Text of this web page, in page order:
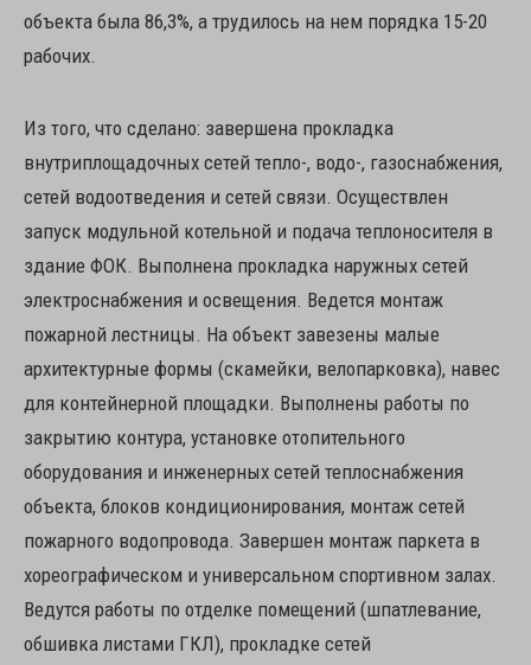
объекта была 86,3%, а трудилось на нем порядка 15-20
рабочих.
Из того, что сделано: завершена прокладка
внутриплощадочных сетей тепло-, водо-, газоснабжения,
сетей водоотведения и сетей связи. Осуществлен
запуск модульной котельной и подача теплоносителя в
здание ФОК. Выполнена прокладка наружных сетей
электроснабжения и освещения. Ведется монтаж
пожарной лестницы. На объект завезены малые
архитектурные формы (скамейки, велопарковка), навес
для контейнерной площадки. Выполнены работы по
закрытию контура, установке отопительного
оборудования и инженерных сетей теплоснабжения
объекта, блоков кондиционирования, монтаж сетей
пожарного водопровода. Завершен монтаж паркета в
хореографическом и универсальном спортивном залах.
Ведутся работы по отделке помещений (шпатлевание,
обшивка листами ГКЛ), прокладке сетей